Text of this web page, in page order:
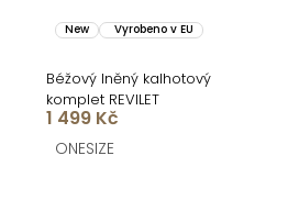
New Vyrobeno v EU
Béžový lněný kalhotový
komplet REVILET
1 499 Kč
ONESIZE